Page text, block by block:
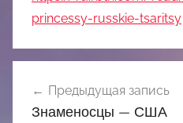
princessy-russkie-tsaritsy
по
Предыдущая запись
Знаменосцы — США